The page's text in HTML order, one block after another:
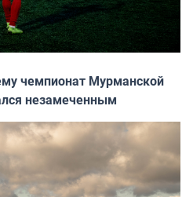
чемпионат Мурманской
незамеченным